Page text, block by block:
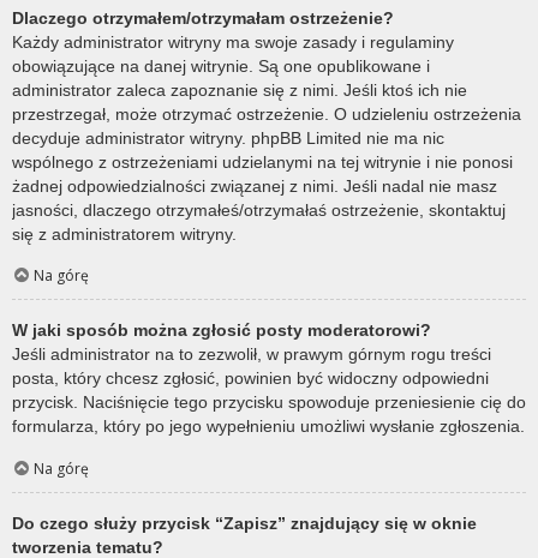
Dlaczego otrzymałem/otrzymałam ostrzeżenie?
Każdy administrator witryny ma swoje zasady i regulaminy
obowiązujące na danej witrynie. Są one opublikowane i
administrator zaleca zapoznanie się z nimi. Jeśli ktoś ich nie
przestrzegał, może otrzymać ostrzeżenie. O udzieleniu ostrzeżenia
decyduje administrator witryny. phpBB Limited nie ma nic
wspólnego z ostrzeżeniami udzielanymi na tej witrynie i nie ponosi
żadnej odpowiedzialności związanej z nimi. Jeśli nadal nie masz
jasności, dlaczego otrzymałeś/otrzymałaś ostrzeżenie, skontaktuj
się z administratorem witryny.
Na górę
W jaki sposób można zgłosić posty moderatorowi?
Jeśli administrator na to zezwolił, w prawym górnym rogu treści
posta, który chcesz zgłosić, powinien być widoczny odpowiedni
przycisk. Naciśnięcie tego przycisku spowoduje przeniesienie cię do
formularza, który po jego wypełnieniu umożliwi wysłanie zgłoszenia.
Na górę
Do czego służy przycisk “Zapisz” znajdujący się w oknie
tworzenia tematu?